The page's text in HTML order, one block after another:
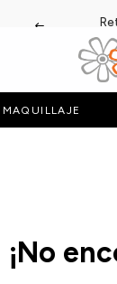
MAQUILLAJE
¡No